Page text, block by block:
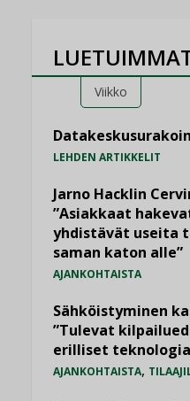
Viikko
LEHDEN ARTIKKELIT
Jarno Hacklin
”Asiakkaat
yhdistävät useita
saman katon alle”
AJANKOHTAISTA
Sähköistyminen
”Tulevat
erilliset
AJANKOHTAISTA,